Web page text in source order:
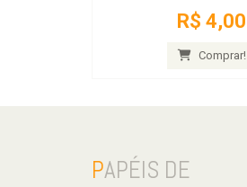
R$ 4,00
Comprar!
PAPÉIS DE